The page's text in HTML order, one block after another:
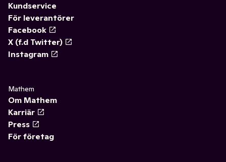
Kundservice
För leverantörer
Facebook
X (f.d Twitter)
Instagram
Mathem
Om Mathem
Karriär
Press
För företag